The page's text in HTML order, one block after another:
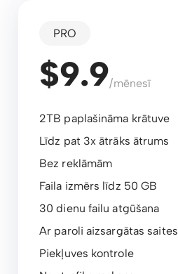
PRO
$9.9/mēnesī
2TB paplašināma krātuve
Līdz pat 3x ātrāks ātrums
Bez reklāmām
Faila izmērs līdz 50 GB
30 dienu failu atgūšana
Ar paroli aizsargātas saites
Piekļuves kontrole